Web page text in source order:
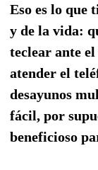
Eso es lo que
y de la vida:
teclear ante
atender el
desayunos
fácil, por
beneficioso